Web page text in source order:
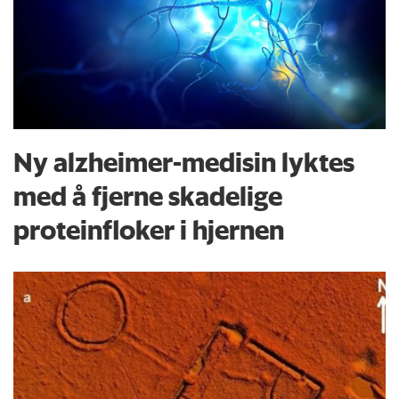
Ny alzheimer-medisin lyktes
med å fjerne skadelige
proteinfloker i hjernen